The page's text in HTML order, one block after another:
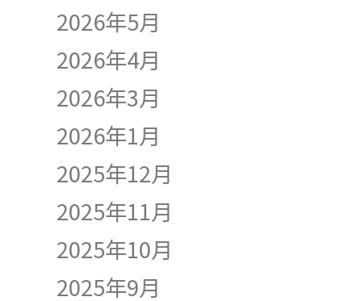
2026年5月
2026年4月
2026年3月
2026年1月
2025年12月
2025年11月
2025年10月
2025年9月